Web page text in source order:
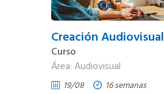
Creación Audiovisual
Curso
Área: Audiovisual
19/08
16 semanas